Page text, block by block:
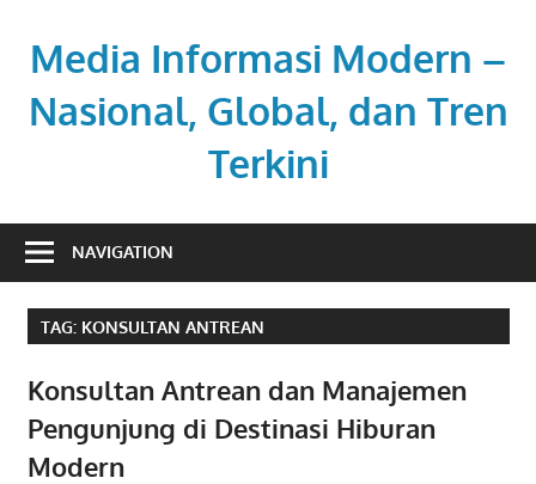
contentMedia Informasi Modern –
Nasional, Global, dan Tren
Terkini
utama
berita
aktual
terpercaya.
NAVIGATION
TAG: KONSULTAN ANTREAN
Konsultan Antrean dan Manajemen
Pengunjung di Destinasi Hiburan
Modern